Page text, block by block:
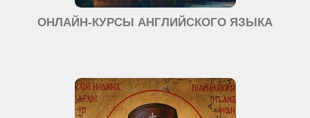
ОНЛАЙН-КУРСЫ АНГЛИЙСКОГО ЯЗЫКА